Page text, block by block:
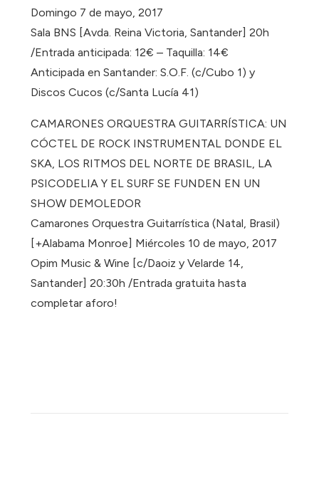
Domingo 7 de mayo, 2017
Sala BNS [Avda. Reina Victoria, Santander] 20h
/Entrada anticipada: 12€ – Taquilla: 14€
Anticipada en Santander: S.O.F. (c/Cubo 1) y
Discos Cucos (c/Santa Lucía 41)
CAMARONES ORQUESTRA GUITARRÍSTICA: UN
CÓCTEL DE ROCK INSTRUMENTAL DONDE EL
SKA, LOS RITMOS DEL NORTE DE BRASIL, LA
PSICODELIA Y EL SURF SE FUNDEN EN UN
SHOW DEMOLEDOR
Camarones Orquestra Guitarrística (Natal, Brasil)
[+Alabama Monroe] Miércoles 10 de mayo, 2017
Opim Music & Wine [c/Daoiz y Velarde 14,
Santander] 20:30h /Entrada gratuita hasta
completar aforo!